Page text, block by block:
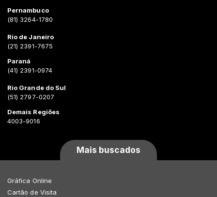
Pernambuco
(81) 3264-1780
Rio de Janeiro
(21) 2391-7675
Paraná
(41) 2391-0974
Rio Grande do Sul
(51) 2797-0207
Demais Regiões
4003-9016
Mais buscados
Gráfica Online
Cartão de Visita